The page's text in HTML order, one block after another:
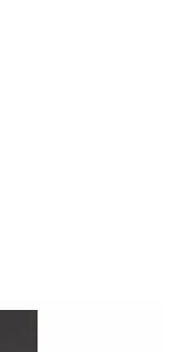
Hamburg sowie
Hamburg: